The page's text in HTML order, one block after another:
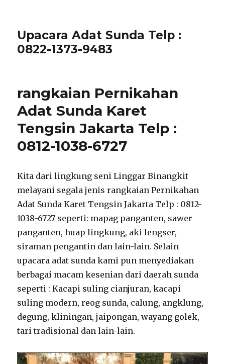
Upacara Adat Sunda Telp :
0822-1373-9483
rangkaian Pernikahan
Adat Sunda Karet
Tengsin Jakarta Telp :
0812-1038-6727
Kita dari lingkung seni Linggar Binangkit
melayani segala jenis rangkaian Pernikahan
Adat Sunda Karet Tengsin Jakarta Telp : 0812-
1038-6727 seperti: mapag panganten, sawer
panganten, huap lingkung, aki lengser,
siraman pengantin dan lain-lain. Selain
upacara adat sunda kami pun menyediakan
berbagai macam kesenian dari daerah sunda
seperti : Kacapi suling cianjuran, kacapi
suling modern, reog sunda, calung, angklung,
degung, kliningan, jaipongan, wayang golek,
tari tradisional dan lain-lain.